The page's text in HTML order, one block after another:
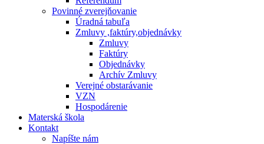
Povinné zverejňovanie
Úradná tabuľa
Zmluvy ,faktúry,objednávky
Zmluvy
Faktúry
Objednávky
Archív Zmluvy
Verejné obstarávanie
VZN
Hospodárenie
Materská škola
Kontakt
Napíšte nám